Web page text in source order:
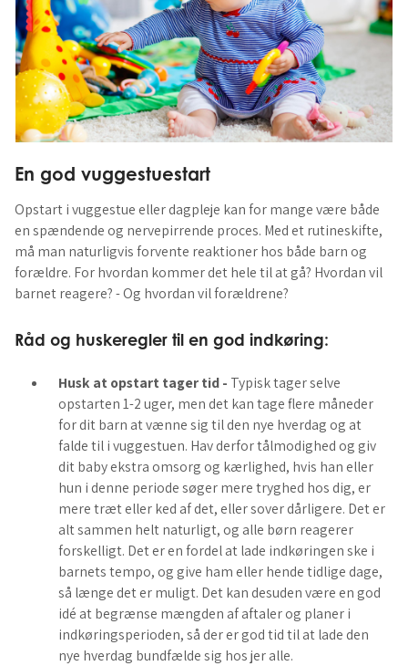
En god vuggestuestart
Opstart i vuggestue eller dagpleje kan for mange være både
en spændende og nervepirrende proces. Med et rutineskifte,
må man naturligvis forvente reaktioner hos både barn og
forældre. For hvordan kommer det hele til at gå? Hvordan vil
barnet reagere? - Og hvordan vil forældrene?
Råd og huskeregler til en god indkøring:
Husk at opstart tager tid - Typisk tager selve
opstarten 1-2 uger, men det kan tage flere måneder
for dit barn at vænne sig til den nye hverdag og at
falde til i vuggestuen. Hav derfor tålmodighed og giv
dit baby ekstra omsorg og kærlighed, hvis han eller
hun i denne periode søger mere tryghed hos dig, er
mere træt eller ked af det, eller sover dårligere. Det er
alt sammen helt naturligt, og alle børn reagerer
forskelligt. Det er en fordel at lade indkøringen ske i
barnets tempo, og give ham eller hende tidlige dage,
så længe det er muligt. Det kan desuden være en god
idé at begrænse mængden af aftaler og planer i
indkøringsperioden, så der er god tid til at lade den
nye hverdag bundfælde sig hos jer alle.